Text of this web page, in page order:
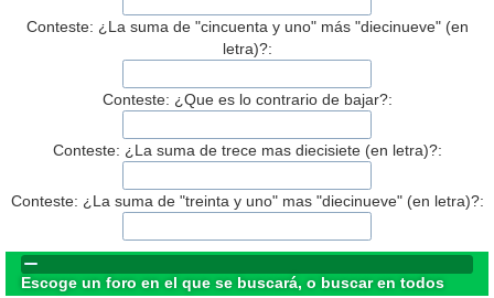
Conteste: ¿La suma de "cincuenta y uno" más "diecinueve" (en
letra)?:
Conteste: ¿Que es lo contrario de bajar?:
Conteste: ¿La suma de trece mas diecisiete (en letra)?:
Conteste: ¿La suma de "treinta y uno" mas "diecinueve" (en letra)?:
Escoge un foro en el que se buscará, o buscar en todos